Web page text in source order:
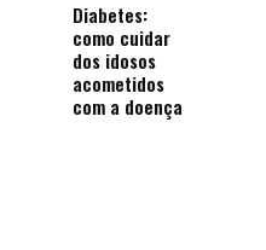
Diabetes:
como cuidar
dos idosos
acometidos
com a doença